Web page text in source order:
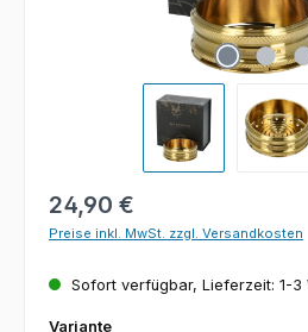
Regulärer Preis:
24,90 €
Preise inkl. MwSt. zzgl. Versandkosten
Sofort verfügbar, Lieferzeit: 1-3
Varianteauswählen